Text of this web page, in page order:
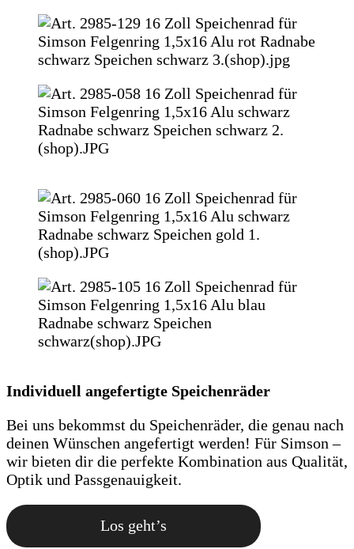
Individuell angefertigte Speichenräder
Bei uns bekommst du Speichenräder, die genau nach
deinen Wünschen angefertigt werden! Für Simson –
wir bieten dir die perfekte Kombination aus Qualität,
Optik und Passgenauigkeit.
Los geht’s